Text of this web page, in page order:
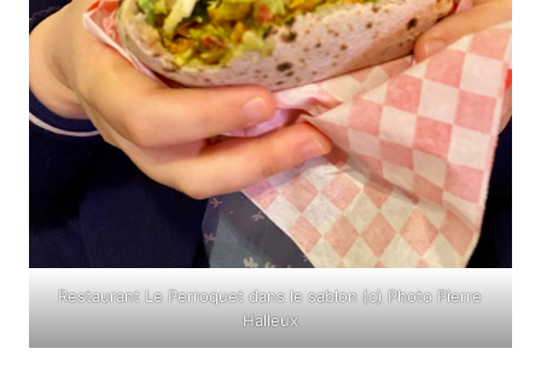
Restaurant Le Perroquet dans le sablon (c) Photo Pierre
Halleux